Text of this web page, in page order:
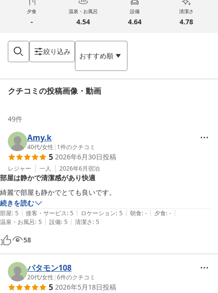
夕食
-
温泉・お風呂
4.54
設備
4.64
清潔さ
4.78
絞り込み おすすめ順
クチコミの投稿画像・動画
49件
Amy.k
40代/女性 | 1件のクチコミ
5 2026年6月30日投稿
レジャー 一人 2026年6月宿泊
部屋は静かで清潔感があり快適
綺麗で部屋も静かでとても良いです。
続きを読む
部屋: 5 | 接客・サービス: 5 | ロケーション: 5 | 朝食: - | 夕食: - |
温泉・お風呂: 5 | 設備: 5 | 清潔さ: 5
58
パタモン108
20代/女性 |6件のクチコミ
5 2026年5月18日投稿